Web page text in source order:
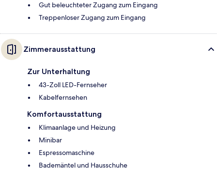
Gut beleuchteter Zugang zum Eingang
Treppenloser Zugang zum Eingang
Zimmerausstattung
Zur Unterhaltung
43-Zoll LED-Fernseher
Kabelfernsehen
Komfortausstattung
Klimaanlage und Heizung
Minibar
Espressomaschine
Bademäntel und Hausschuhe